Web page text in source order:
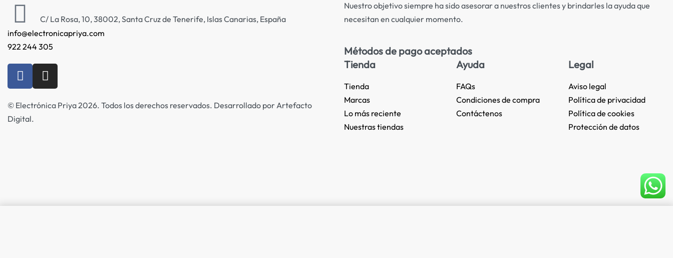
C/ La Rosa, 10, 38002, Santa Cruz de Tenerife, Islas Canarias, España
info@electronicapriya.com
922 244 305
© Electrónica Priya 2026. Todos los derechos reservados. Desarrollado por Artefacto
Digital.
Nuestro objetivo siempre ha sido asesorar a nuestros clientes y brindarles la ayuda que
necesitan en cualquier momento.
Métodos de pago aceptados
Tienda
Tienda
Marcas
Lo más reciente​
Nuestras tiendas​
Ayuda
FAQs
Condiciones de compra
Contáctenos
Legal
Aviso legal
Política de privacidad
Política de cookies
Protección de datos